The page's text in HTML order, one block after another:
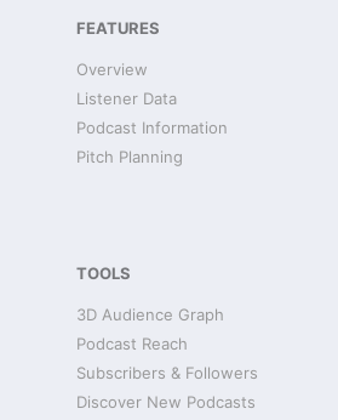
FEATURES
Overview
Listener Data
Podcast Information
Pitch Planning
TOOLS
3D Audience Graph
Podcast Reach
Subscribers & Followers
Discover New Podcasts